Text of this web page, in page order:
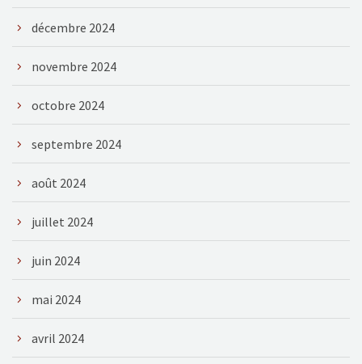
décembre 2024
novembre 2024
octobre 2024
septembre 2024
août 2024
juillet 2024
juin 2024
mai 2024
avril 2024